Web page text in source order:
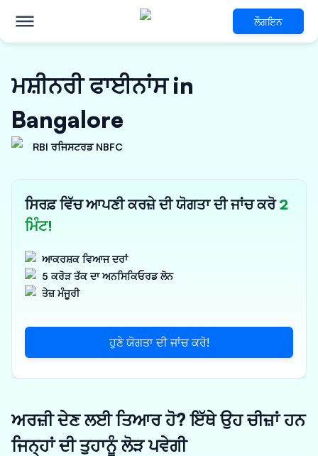
ਲੌਗਇਨ
ਮਸ਼ੀਨਰੀ ਫਾਈਨਾਂਸ in
Bangalore
RBI ਰਜਿਸਟਰਡ NBFC
ਸਿਰਫ਼ ਵਿੱਚ ਆਪਣੀ ਕਰਜ਼ੇ ਦੀ ਯੋਗਤਾ ਦੀ ਜਾਂਚ ਕਰੋ2
ਮਿੰਟ!
ਆਕਰਸ਼ਕ ਵਿਆਜ ਦਰਾਂ
5 ਕਰੋੜ ਤੱਕ ਦਾ ਅਨਸਿਕਿਓਰਡ ਲੋਨ
ਤੇਜ਼ ਮੰਜੂਰੀ
ਹੁਣੇ ਯੋਗਤਾ ਦੀ ਜਾਂਚ ਕਰੋ!
ਅਰਜ਼ੀ ਦੇਣ ਲਈ ਤਿਆਰ ਹੋ? ਇੱਥੇ ਉਹ ਚੀਜ਼ਾਂ ਹਨ
ਜਿਨ੍ਹਾਂ ਦੀ ਤੁਹਾਨੂੰ ਲੋੜ ਪਵੇਗੀ